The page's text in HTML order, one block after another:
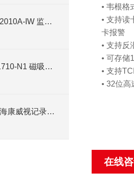
海康威视DS-2FH2010A-IW 监控摄像机配件
海康威视DS-MH1710-N1 磁吸背夹记录仪配件
DS-MH1710-MG 海康威视记录仪磁吸背夹配件
• 韦根格
• 支持读
卡报警
• 支持反
• 可存储
• 支持
• 32位
在线